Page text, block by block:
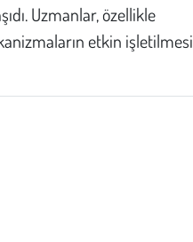
Uzmanlar, özellikle
etkin işletilmesi